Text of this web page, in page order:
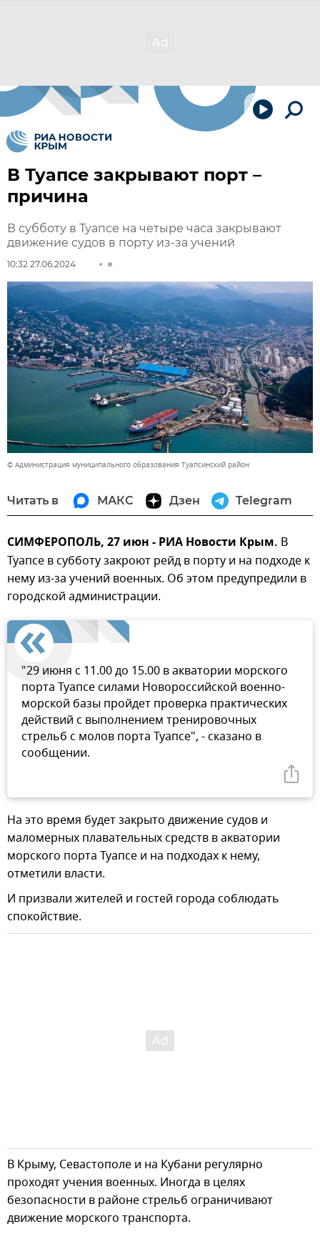
В Туапсе закрывают порт –
причина
В субботу в Туапсе на четыре часа закрывают
движение судов в порту из-за учений
10:32 27.06.2024
© Администрация муниципального образования Туапсинский район
Читать в МАКС Дзен Telegram
СИМФЕРОПОЛЬ, 27 июн - РИА Новости Крым. В
Туапсе в субботу закроют рейд в порту и на подходе к
нему из-за учений военных. Об этом предупредили в
городской администрации.
"29 июня с 11.00 до 15.00 в акватории морского
порта Туапсе силами Новороссийской военно-
морской базы пройдет проверка практических
действий с выполнением тренировочных
стрельб с молов порта Туапсе", - сказано в
сообщении.
На это время будет закрыто движение судов и
маломерных плавательных средств в акватории
морского порта Туапсе и на подходах к нему,
отметили власти.
И призвали жителей и гостей города соблюдать
спокойствие.
В Крыму, Севастополе и на Кубани регулярно
проходят учения военных. Иногда в целях
безопасности в районе стрельб ограничивают
движение морского транспорта.